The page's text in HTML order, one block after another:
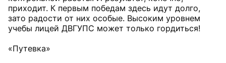
приходит. К первым победам здесь идут долго,
зато радости от них особые. Высоким уровнем
учебы лицей ДВГУПС может только гордиться!
«Путевка»